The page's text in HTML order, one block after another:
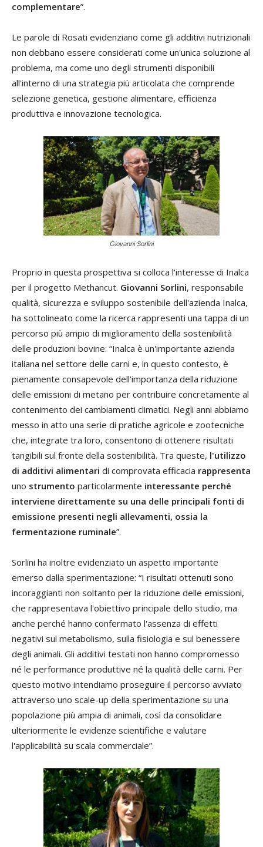
complementare”.
Le parole di Rosati evidenziano come gli additivi nutrizionali
non debbano essere considerati come un'unica soluzione al
problema, ma come uno degli strumenti disponibili
all'interno di una strategia più articolata che comprende
selezione genetica, gestione alimentare, efficienza
produttiva e innovazione tecnologica.
Giovanni Sorlini
Proprio in questa prospettiva si colloca l'interesse di Inalca
per il progetto Methancut. Giovanni Sorlini, responsabile
qualità, sicurezza e sviluppo sostenibile dell'azienda Inalca,
ha sottolineato come la ricerca rappresenti una tappa di un
percorso più ampio di miglioramento della sostenibilità
delle produzioni bovine: “Inalca è un'importante azienda
italiana nel settore delle carni e, in questo contesto, è
pienamente consapevole dell'importanza della riduzione
delle emissioni di metano per contribuire concretamente al
contenimento dei cambiamenti climatici. Negli anni abbiamo
messo in atto una serie di pratiche agricole e zootecniche
che, integrate tra loro, consentono di ottenere risultati
tangibili sul fronte della sostenibilità. Tra queste, l'utilizzo
di additivi alimentari di comprovata efficacia rappresenta
uno strumento particolarmente interessante perché
interviene direttamente su una delle principali fonti di
emissione presenti negli allevamenti, ossia la
fermentazione ruminale”.
Sorlini ha inoltre evidenziato un aspetto importante
emerso dalla sperimentazione: “I risultati ottenuti sono
incoraggianti non soltanto per la riduzione delle emissioni,
che rappresentava l'obiettivo principale dello studio, ma
anche perché hanno confermato l'assenza di effetti
negativi sul metabolismo, sulla fisiologia e sul benessere
degli animali. Gli additivi testati non hanno compromesso
né le performance produttive né la qualità delle carni. Per
questo motivo intendiamo proseguire il percorso avviato
attraverso uno scale-up della sperimentazione su una
popolazione più ampia di animali, così da consolidare
ulteriormente le evidenze scientifiche e valutare
l'applicabilità su scala commerciale”.